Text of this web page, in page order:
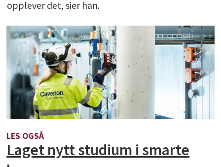
opplever det, sier han.
LES OGSÅ
Laget nytt studium i smarte